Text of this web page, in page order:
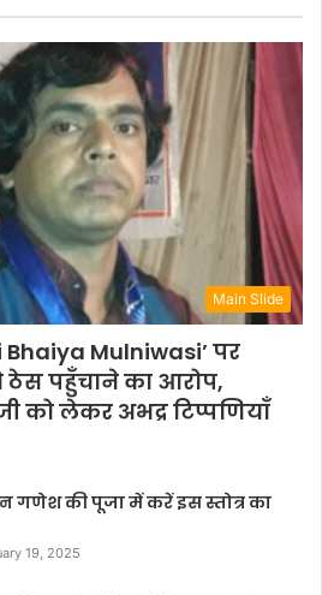
Main Slide
Mulniwasi’ पर
ठेस पहुँचाने का आरोप,
को लेकर अभद्र टिप्पणियाँ
गणेश की पूजा में करें इस स्तोत्र का
19, 2025